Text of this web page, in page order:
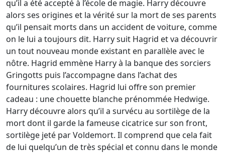
qu’il a été accepté à l’école de magie. Harry découvre
alors ses origines et la vérité sur la mort de ses parents
qu’il pensait morts dans un accident de voiture, comme
on le lui a toujours dit. Harry suit Hagrid et va découvrir
un tout nouveau monde existant en parallèle avec le
nôtre. Hagrid emmène Harry à la banque des sorciers
Gringotts puis l’accompagne dans l’achat des
fournitures scolaires. Hagrid lui offre son premier
cadeau : une chouette blanche prénommée Hedwige.
Harry découvre alors qu’il a survécu au sortilège de la
mort dont il garde la fameuse cicatrice sur son front,
sortilège jeté par Voldemort. Il comprend que cela fait
de lui quelqu’un de très spécial et connu dans le monde